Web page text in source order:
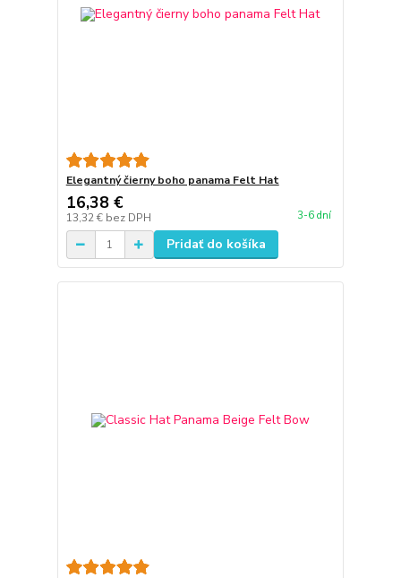
Elegantný čierny boho panama Felt Hat
16,38 €
13,32 € bez DPH 3-6 dní
Pridať do košíka